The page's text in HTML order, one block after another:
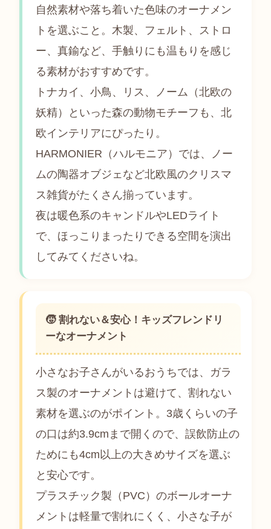
自然素材や落ち着いた色味のオーナメン
トを選ぶこと。木製、フェルト、ストロ
ー、真鍮など、手触りにも温もりを感じ
る素材がおすすめです。
トナカイ、小鳥、リス、ノーム（北欧の
妖精）といった森の動物モチーフも、北
欧インテリアにぴったり。
HARMONIER（ハルモニア）では、ノー
ムの陶器オブジェなど北欧風のクリスマ
ス雑貨がたくさん揃っています。
夜は暖色系のキャンドルやLEDライト
で、ほっこりまったりできる空間を演出
してみてくださいね。
🧒 割れない＆安心！キッズフレンドリ
ーなオーナメント
小さなお子さんがいるおうちでは、ガラ
ス製のオーナメントは避けて、割れない
素材を選ぶのがポイント。3歳くらいの子
の口は約3.9cmまで開くので、誤飲防止の
ためにも4cm以上の大きめサイズを選ぶ
と安心です。
プラスチック製（PVC）のボールオーナ
メントは軽量で割れにくく、小さな子が